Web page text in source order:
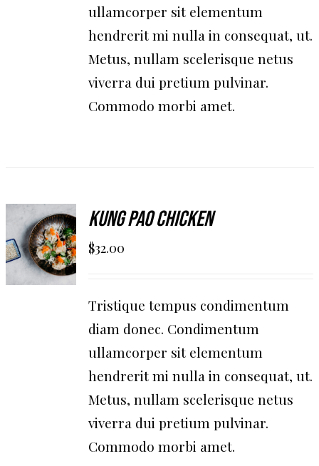
ullamcorper sit elementum
hendrerit mi nulla in consequat, ut.
Metus, nullam scelerisque netus
viverra dui pretium pulvinar.
Commodo morbi amet.
AGGIUNGI
AL
CARRELLO
/
DETAILS
Kung Pao Chicken
$32.00
Tristique tempus condimentum
diam donec. Condimentum
ullamcorper sit elementum
hendrerit mi nulla in consequat, ut.
Metus, nullam scelerisque netus
viverra dui pretium pulvinar.
Commodo morbi amet.